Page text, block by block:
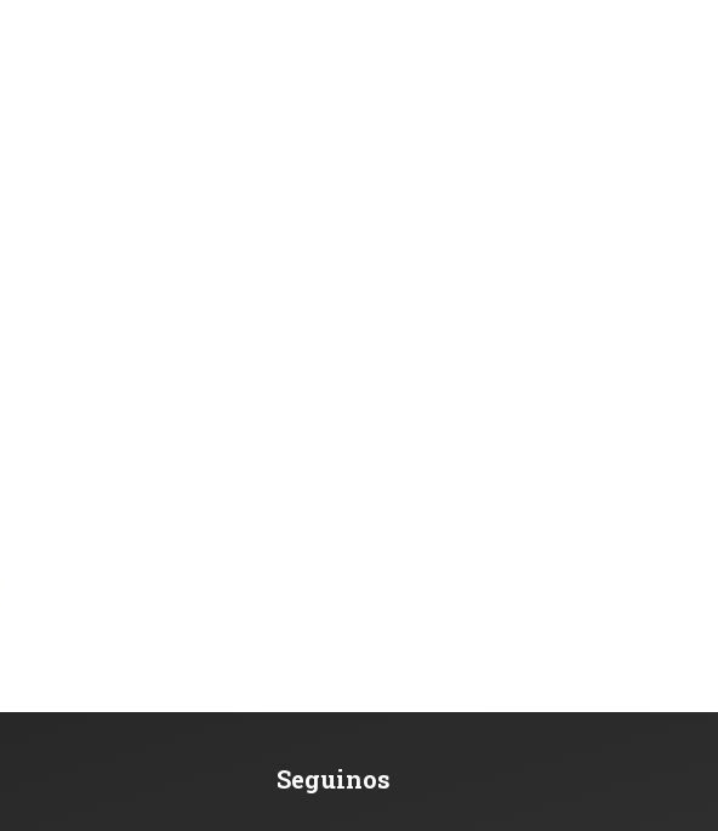
Seguinos